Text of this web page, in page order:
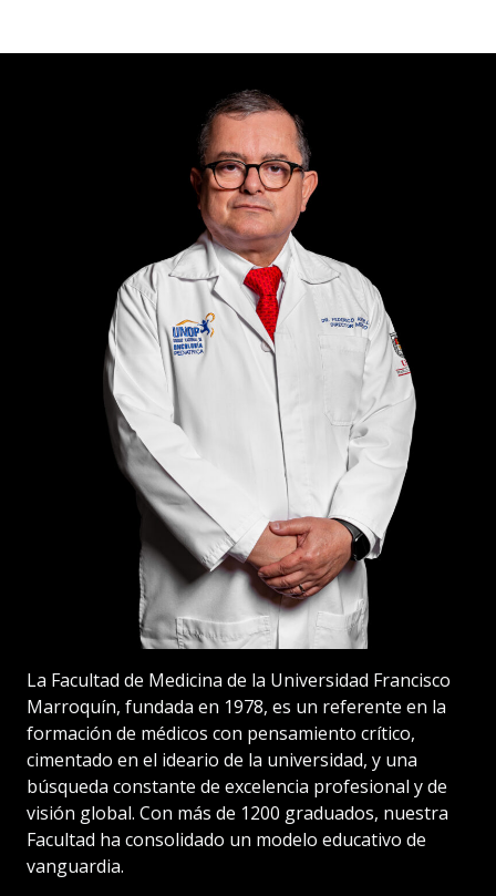
La Facultad de Medicina de la Universidad Francisco
Marroquín, fundada en 1978, es un referente en la
formación de médicos con pensamiento crítico,
cimentado en el ideario de la universidad, y una
búsqueda constante de excelencia profesional y de
visión global. Con más de 1200 graduados, nuestra
Facultad ha consolidado un modelo educativo de
vanguardia.